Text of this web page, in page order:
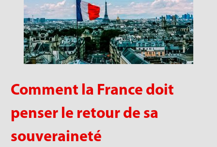
Comment la France doit
penser le retour de sa
souveraineté